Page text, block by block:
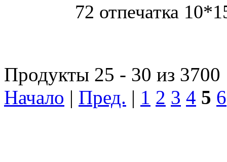
72 отпечатка
Продукты 25 - 30 из 3700
Начало | Пред. | 1 2 3 4 5 6